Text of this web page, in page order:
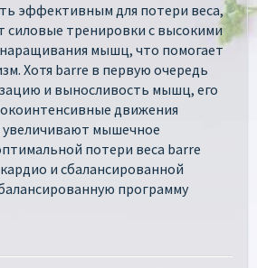
эффективным для потери веса,
силовые тренировки с высокими
мышц, что помогает
Хотя barre в первую очередь
и выносливость мышц, его
движения
мышечное
потери веса barre
и сбалансированной
программу